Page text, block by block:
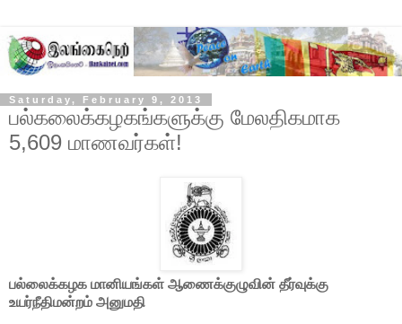
Saturday, February 9, 2013
பல்கலைக்கழகங்களுக்கு மேலதிகமாக
5,609 மாணவர்கள்!
பல்லைக்கழக மானியங்கள் ஆணைக்குழுவின் தீர்வுக்கு
உயர்நீதிமன்றம் அனுமதி